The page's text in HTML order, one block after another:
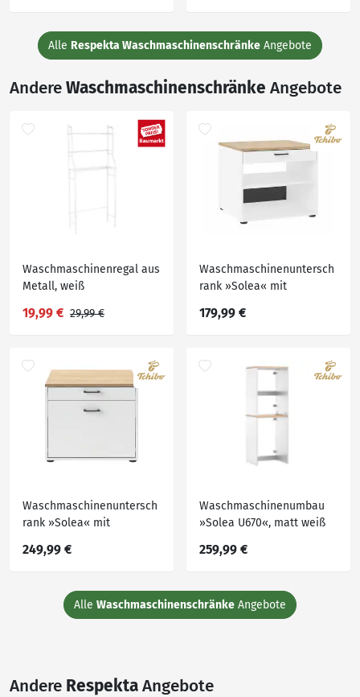
Alle Respekta Waschmaschinenschränke Angebote
Andere Waschmaschinenschränke Angebote
Waschmaschinenregal aus
Metall, weiß
19,99 € 29,99 €
Waschmaschinenuntersch
rank »Solea« mit
weiß
179,99 €
Waschmaschinenuntersch
rank »Solea« mit
Schublade, matt weiß
249,99 €
Waschmaschinenumbau
»Solea U670«, matt weiß
259,99 €
Alle Waschmaschinenschränke Angebote
Andere Respekta Angebote